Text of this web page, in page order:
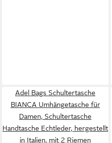
Adel Bags Schultertasche
BIANCA Umhängetasche für
Damen, Schultertasche
Handtasche Echtleder, hergestellt
in Italien, mit 2 Riemen